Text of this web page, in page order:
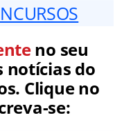
no seu
notícias do
Clique no
se: